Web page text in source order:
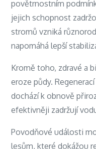
povětrnostním
jejich schopnost
stromů vzniká
napomáhá lepší
Kromě toho, zdravé a
eroze půdy.
dochází k obnově
efektivněji zadržují
Povodňové události
lesům, které dokážou